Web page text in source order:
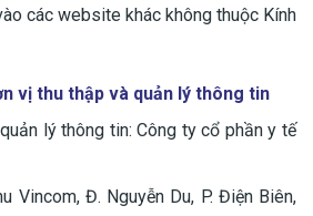
các website khác không thuộc Kính
vị thu thập và quản lý thông tin
lý thông tin: Công ty cổ phần y tế
Vincom, Đ. Nguyễn Du, P. Điện Biên,